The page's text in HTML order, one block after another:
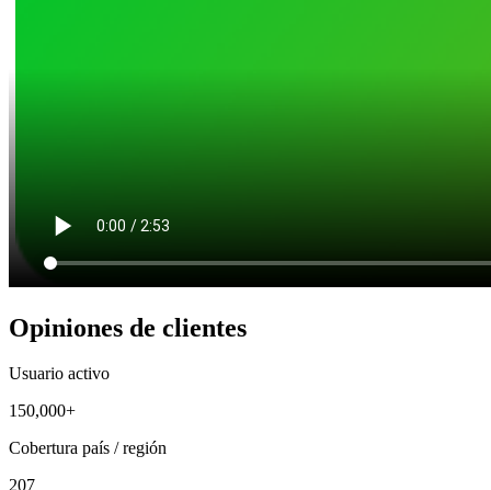
Opiniones de clientes
Usuario activo
150,000+
Cobertura país / región
207